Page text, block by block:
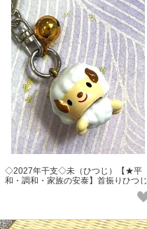
◇2027年干支◇未（ひつじ）【★平
和・調和・家族の安泰】首振りひつじ